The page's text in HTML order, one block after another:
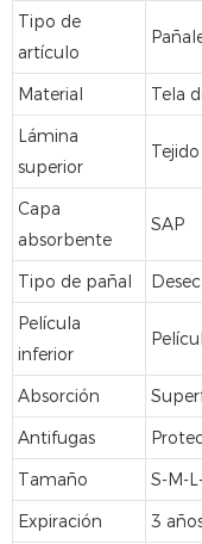
Tipo de
artículo
Material
Tela
Lámina
superior
Capa
absorbente
SAP
Tipo de pañal
Película
inferior
Absorción
Antifugas
Tamaño
S-M-
Expiración
3